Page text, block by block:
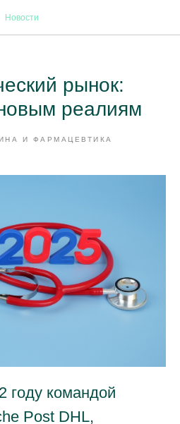
Новости
рынок:
реалиям
И ФАРМАЦЕВТИКА
году командой
Post DHL,